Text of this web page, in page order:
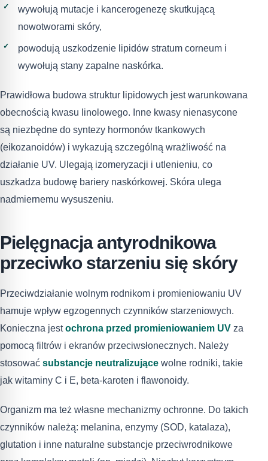
wywołują mutacje i kancerogenezę skutkującą
nowotworami skóry,
powodują uszkodzenie lipidów stratum corneum i
wywołują stany zapalne naskórka.
Prawidłowa budowa struktur lipidowych jest warunkowana
obecnością kwasu linolowego. Inne kwasy nienasycone
są niezbędne do syntezy hormonów tkankowych
(eikozanoidów) i wykazują szczególną wrażliwość na
działanie UV. Ulegają izomeryzacji i utlenieniu, co
uszkadza budowę bariery naskórkowej. Skóra ulega
nadmiernemu wysuszeniu.
Pielęgnacja antyrodnikowa
przeciwko starzeniu się skóry
Przeciwdziałanie wolnym rodnikom i promieniowaniu UV
hamuje wpływ egzogennych czynników starzeniowych.
Konieczna jestochrona przed promieniowaniem UV za
pomocą filtrów i ekranów przeciwsłonecznych. Należy
stosować substancje neutralizujące wolne rodniki, takie
jak witaminy C i E, beta-karoten i flawonoidy.
Organizm ma też własne mechanizmy ochronne. Do takich
czynników należą: melanina, enzymy (SOD, katalaza),
glutation i inne naturalne substancje przeciwrodnikowe